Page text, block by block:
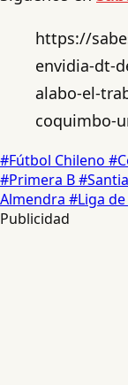
https://
envidia-dt-
alabo-el-
coquimbo-
#Fútbol Chileno
#Primera B
Almendra #Liga
Publicidad